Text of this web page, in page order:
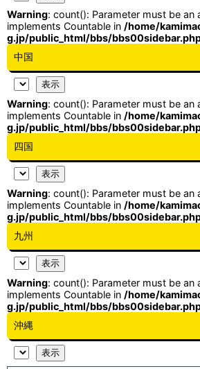
Warning: count(): Parameter must be
implements Countable in /home/
g.jp/public_html/bbs/
中国
Warning: count(): Parameter must be
implements Countable in /home/
g.jp/public_html/bbs/
四国
Warning: count(): Parameter must be
implements Countable in /home/
g.jp/public_html/bbs/
九州
Warning: count(): Parameter must be
implements Countable in /home/
g.jp/public_html/bbs/
沖縄